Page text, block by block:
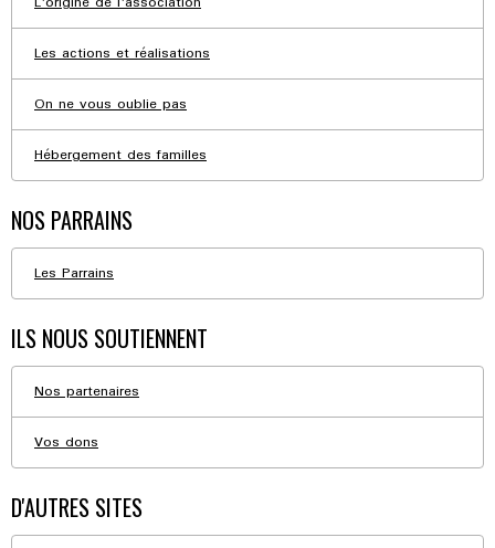
Les actions et réalisations
On ne vous oublie pas
Hébergement des familles
NOS PARRAINS
Les Parrains
ILS NOUS SOUTIENNENT
Nos partenaires
Vos dons
D'AUTRES SITES